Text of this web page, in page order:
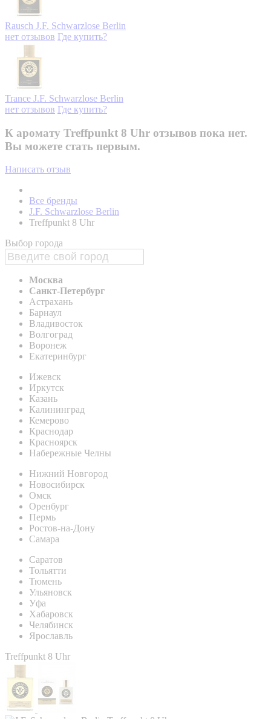
Rausch J.F. Schwarzlose Berlin
нет отзывов Где купить?
Trance J.F. Schwarzlose Berlin
нет отзывов Где купить?
К аромату Treffpunkt 8 Uhr отзывов пока нет.
Вы можете стать первым.
Написать отзыв
Все бренды
J.F. Schwarzlose Berlin
Treffpunkt 8 Uhr
Выбор города
Москва
Санкт-Петербург
Астрахань
Барнаул
Владивосток
Волгоград
Воронеж
Екатеринбург
Ижевск
Иркутск
Казань
Калининград
Кемерово
Краснодар
Красноярск
Набережные Челны
Нижний Новгород
Новосибирск
Омск
Оренбург
Пермь
Ростов-на-Дону
Самара
Саратов
Тольятти
Тюмень
Ульяновск
Уфа
Хабаровск
Челябинск
Ярославль
Treffpunkt 8 Uhr